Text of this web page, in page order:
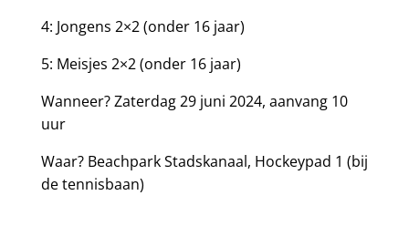
4: Jongens 2×2(onder 16 jaar)
5: Meisjes 2×2(onder 16 jaar)
Wanneer?Zaterdag 29 juni 2024, aanvang 10
uur
Waar? Beachpark Stadskanaal, Hockeypad 1 (bij
de tennisbaan)